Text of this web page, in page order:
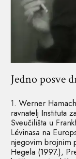
Jedno posve
1. Werner
ravnatelj Instituta
Sveučilišta u
Lévinasa na
njegovim brojnim
Hegela (1997.),